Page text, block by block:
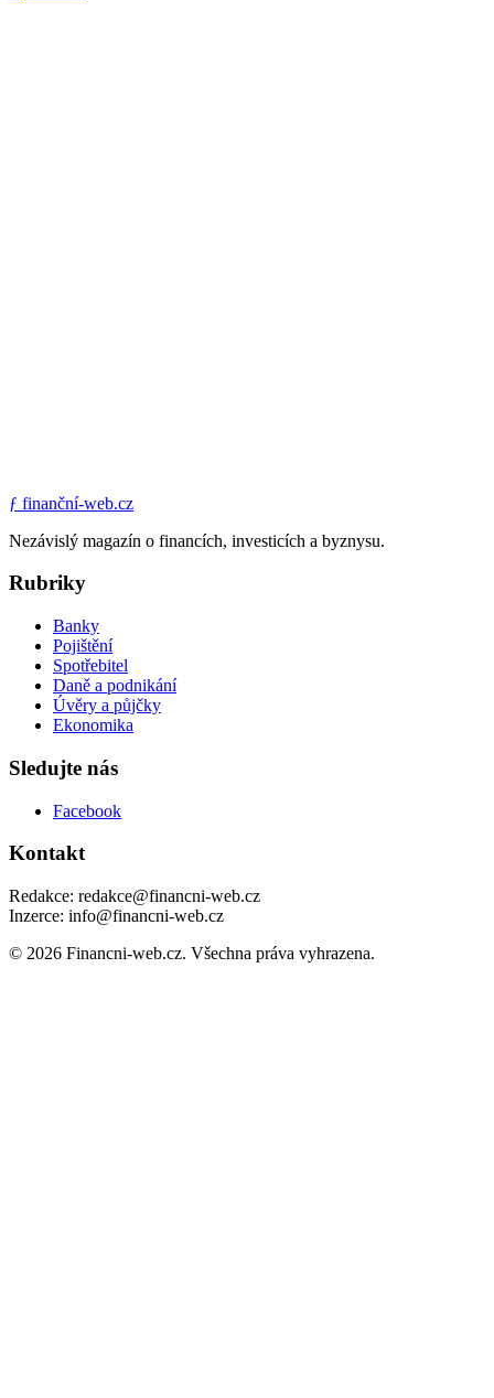
ƒ finanční-web.cz
Nezávislý magazín o financích, investicích a byznysu.
Rubriky
Banky
Pojištění
Spotřebitel
Daně a podnikání
Úvěry a půjčky
Ekonomika
Sledujte nás
Facebook
Kontakt
Redakce: redakce@financni-web.cz
Inzerce: info@financni-web.cz
© 2026 Financni-web.cz. Všechna práva vyhrazena.